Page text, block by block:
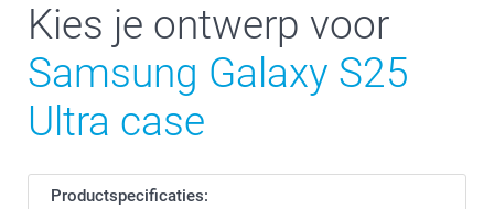
Kies je ontwerp voor
Samsung Galaxy S25
Ultra case
Productspecificaties: